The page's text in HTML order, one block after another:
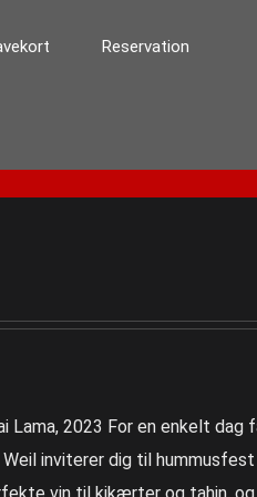
Reservation
Lama, 2023 For en enkelt
inviterer dig til